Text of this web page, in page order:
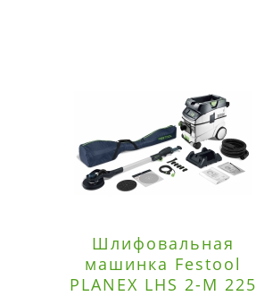
Шлифовальная
машинка Festool
PLANEX LHS 2-M 225